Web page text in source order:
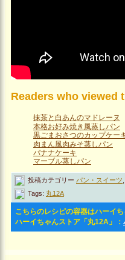
Readers who viewed
抹茶と白あんのマドレーヌ
本格お好み焼き風蒸しパン
黒ごまおさつのカップケー
肉まん風肉みそ蒸しパン
バナナケーキ
マーブル蒸しパン
投稿カテゴリー パン・スイーツ
Tags: 丸12A
こちらのレシピの容器はハーイ
ハーイちゃんストア「丸12A」：